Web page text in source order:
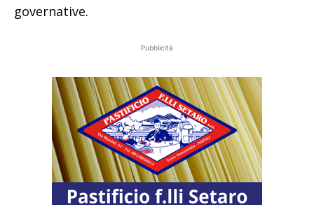
governative.
Pubblicità